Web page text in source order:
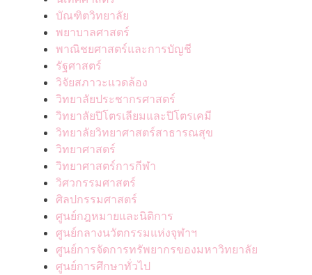
บัณฑิตวิทยาลัย
พยาบาลศาสตร์
พาณิชยศาสตร์และการบัญชี
รัฐศาสตร์
วิจัยสภาวะแวดล้อง
วิทยาลัยประชากรศาสตร์
วิทยาลัยปิโตรเลียมและปิโตรเคมี
วิทยาลัยวิทยาศาสตร์สาธารณสุข
วิทยาศาสตร์
วิทยาศาสตร์การกีฬา
วิศวกรรมศาสตร์
ศิลปกรรมศาสตร์
ศูนย์กฎหมายและนิติการ
ศูนย์กลางนวัตกรรมแห่งจุฬาฯ
ศูนย์การจัดการทรัพยากรของมหาวิทยาลัย
ศูนย์การศึกษาทั่วไป